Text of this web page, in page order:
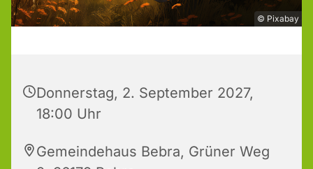
© Pixabay
Donnerstag, 2. September 2027,
18:00 Uhr
Gemeindehaus Bebra, Grüner Weg